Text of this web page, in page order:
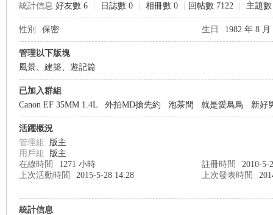
統計信息 好友數 6 日誌數 0 相冊數 0 回帖數 7122 主題數
性別 保密 生日 1982 年 8 月
管理以下版塊
風景、建築、遊記篇
已加入群組
Canon EF 35MM 1.4L
外拍MD搶先約 泡茶間 就是愛鳥鳥 新好
活躍概況
管理組 版主
用戶組 版主
在線時間
1271 小時 註冊時間
2010-5-
上次活動時間
2015-5-28 14:28 上次發表時間
統計信息